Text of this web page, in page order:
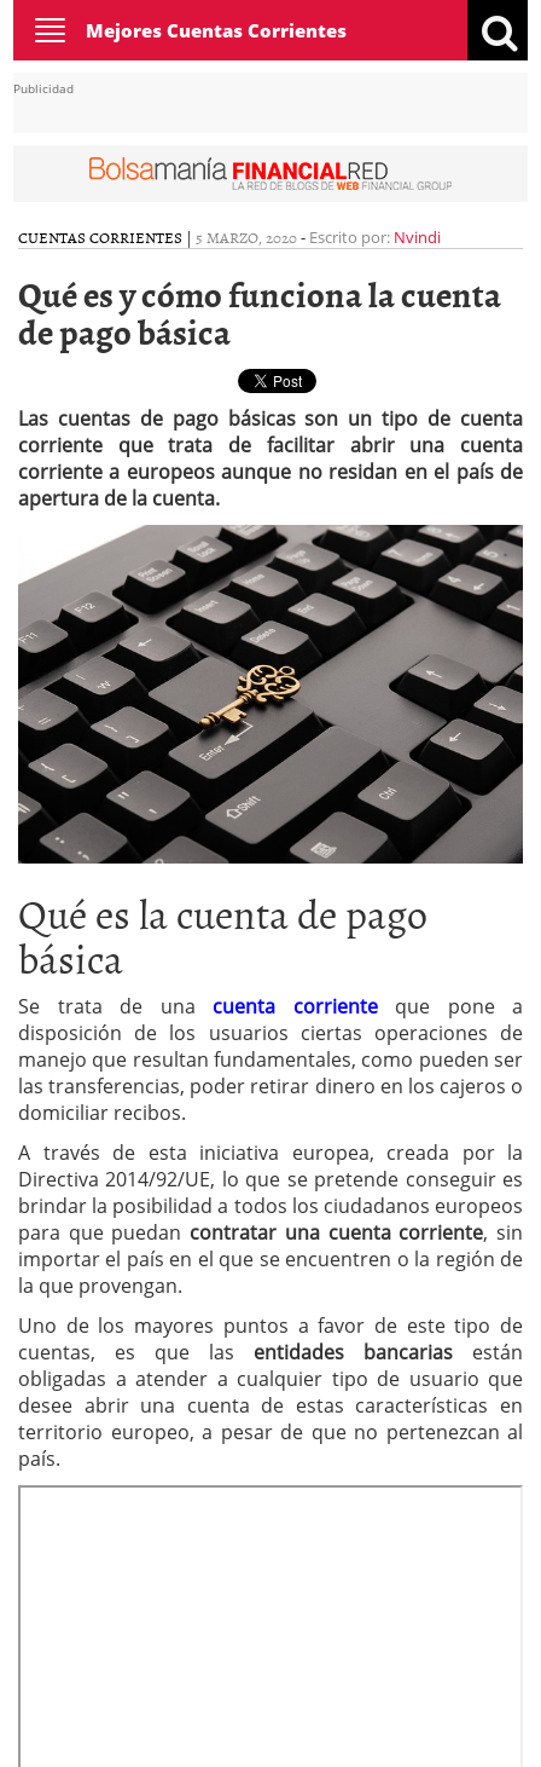
Toggle
navigation
Mejores Cuentas Corrientes
Publicidad
CUENTAS CORRIENTES | 5 MARZO, 2020- Escrito por: Nvindi
Qué es y cómo funciona la cuenta
de pago básica
Las cuentas de pago básicas son un tipo de cuenta
corriente que trata de facilitar abrir una cuenta
corriente a europeos aunque no residan en el país de
apertura de la cuenta.
Qué es la cuenta de pago
básica
Se trata de una cuenta corrienteque pone a
disposición de los usuarios ciertas operaciones de
manejo que resultan fundamentales, como pueden ser
las transferencias, poder retirar dinero en los cajeros o
domiciliar recibos.
A través de esta iniciativa europea, creada por la
Directiva 2014/92/UE, lo que se pretende conseguir es
brindar la posibilidad a todos los ciudadanos europeos
para que puedan contratar una cuenta corriente, sin
importar el país en el que se encuentren o la región de
la que provengan.
Uno de los mayores puntos a favor de este tipo de
cuentas, es que las entidades bancarias están
obligadas a atender a cualquier tipo de usuario que
desee abrir una cuenta de estas características en
territorio europeo, a pesar de que no pertenezcan al
país.